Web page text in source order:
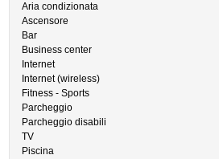
Aria condizionata
Ascensore
Bar
Business center
Internet
Internet (wireless)
Fitness - Sports
Parcheggio
Parcheggio disabili
TV
Piscina